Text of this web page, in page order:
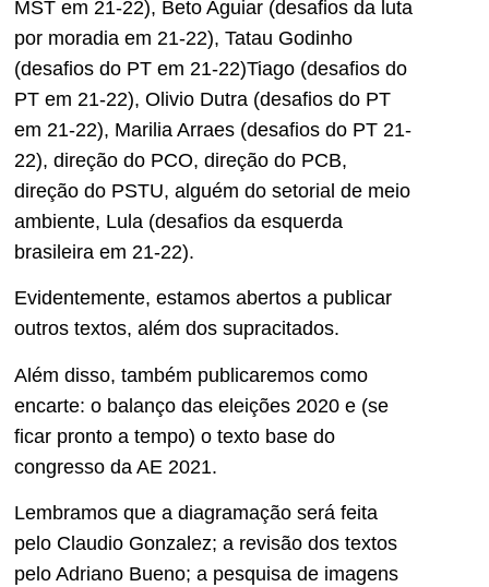
MST em 21-22), Beto Aguiar (desafios da luta
por moradia em 21-22), Tatau Godinho
(desafios do PT em 21-22)Tiago (desafios do
PT em 21-22), Olivio Dutra (desafios do PT
em 21-22), Marilia Arraes (desafios do PT 21-
22), direção do PCO, direção do PCB,
direção do PSTU, alguém do setorial de meio
ambiente, Lula (desafios da esquerda
brasileira em 21-22).
Evidentemente, estamos abertos a publicar
outros textos, além dos supracitados.
Além disso, também publicaremos como
encarte: o balanço das eleições 2020 e (se
ficar pronto a tempo) o texto base do
congresso da AE 2021.
Lembramos que a diagramação será feita
pelo Claudio Gonzalez; a revisão dos textos
pelo Adriano Bueno; a pesquisa de imagens